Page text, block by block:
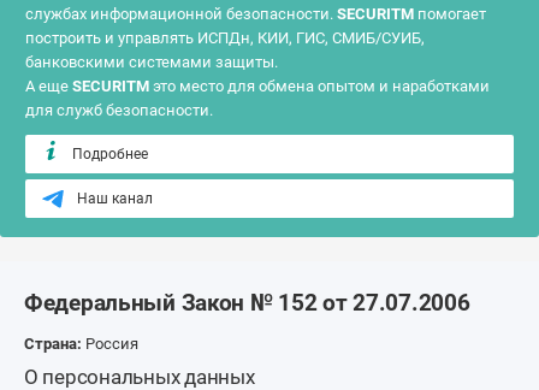
службах информационной безопасности. SECURITM помогает
построить и управлять ИСПДн, КИИ, ГИС, СМИБ/СУИБ,
банковскими системами защиты.
А еще SECURITM это место для обмена опытом и наработками
для служб безопасности.
Подробнее
Наш канал
Федеральный Закон № 152 от 27.07.2006
Страна: Россия
О персональных данных